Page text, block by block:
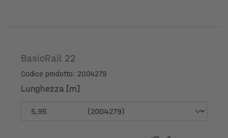
BasicRail 22
Codice prodotto: 2004279
Lunghezza [m]